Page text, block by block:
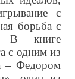
с
борьба с
В книге
с одним из
– Федором